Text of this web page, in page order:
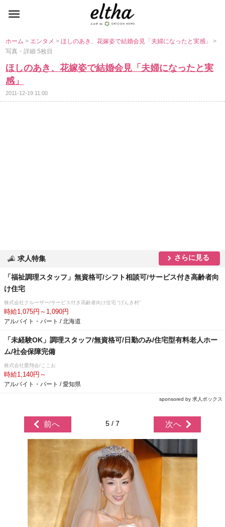
ホーム> エンタメ>ほしのあき、花嫁姿で結婚会見「夫婦になったと実感」>
写真・詳細 5枚目
ほしのあき、花嫁姿で結婚会見「夫婦になったと実
感」
2011-12-19 11:00
求人特集 さらに見る
「福祉調理スタッフ」無資格可/シフト相談可/サービス付き高齢者向
け住宅
株式会社クルーザー/サービス付き高齢者向け住宅 “げんき村”
時給1,075円～1,090円
アルバイト・パート / 北海道
「未経験OK」調理スタッフ/無資格可/日勤のみ/住宅型有料老人ホー
ム/社会保障完備
株式会社愛翔会/ここお
時給1,140円～
アルバイト・パート / 愛知県
sponsored by 求人ボックス
前へ 5 / 7 次へ